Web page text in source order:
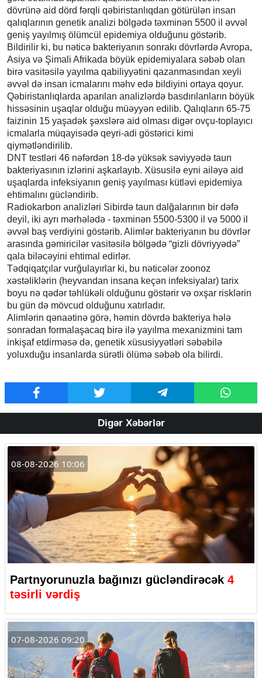
dövrünə aid dörd fərqli qəbiristanlıqdan götürülən insan
qalıqlarının genetik analizi bölgədə təxminən 5500 il əvvəl
geniş yayılmış ölümcül epidemiya olduğunu göstərib.
Bildirilir ki, bu nəticə bakteriyanın sonrakı dövrlərdə Avropa,
Asiya və Şimali Afrikada böyük epidemiyalara səbəb olan
birə vasitəsilə yayılma qabiliyyətini qazanmasından xeyli
əvvəl də insan icmalarını məhv edə bildiyini ortaya qoyur.
Qəbiristanlıqlarda aparılan analizlərdə basdırılanların böyük
hissəsinin uşaqlar olduğu müəyyən edilib. Qalıqların 65-75
faizinin 15 yaşadək şəxslərə aid olması digər ovçu-toplayıcı
icmalarla müqayisədə qeyri-adi göstərici kimi
qiymətləndirilib.
DNT testləri 46 nəfərdən 18-də yüksək səviyyədə taun
bakteriyasının izlərini aşkarlayıb. Xüsusilə eyni ailəyə aid
uşaqlarda infeksiyanın geniş yayılması kütləvi epidemiya
ehtimalını gücləndirib.
Radiokarbon analizləri Sibirdə taun dalğalarının bir dəfə
deyil, iki ayrı mərhələdə - təxminən 5500-5300 il və 5000 il
əvvəl baş verdiyini göstərib. Alimlər bakteriyanın bu dövrlər
arasında gəmiricilər vasitəsilə bölgədə “gizli dövriyyədə”
qala biləcəyini ehtimal edirlər.
Tədqiqatçılar vurğulayırlar ki, bu nəticələr zoonoz
xəstəliklərin (heyvandan insana keçən infeksiyalar) tarix
boyu nə qədər təhlükəli olduğunu göstərir və oxşar risklərin
bu gün də mövcud olduğunu xatırladır.
Alimlərin qənaətinə görə, həmin dövrdə bakteriya hələ
sonradan formalaşacaq birə ilə yayılma mexanizmini tam
inkişaf etdirməsə də, genetik xüsusiyyətləri səbəbilə
yoluxduğu insanlarda sürətli ölümə səbəb ola bilirdi.
Digər Xəbərlər
08-08-2026 10:06
Partnyorunuzla bağınızı gücləndirəcək 4
təsirli vərdiş
07-08-2026 09:20